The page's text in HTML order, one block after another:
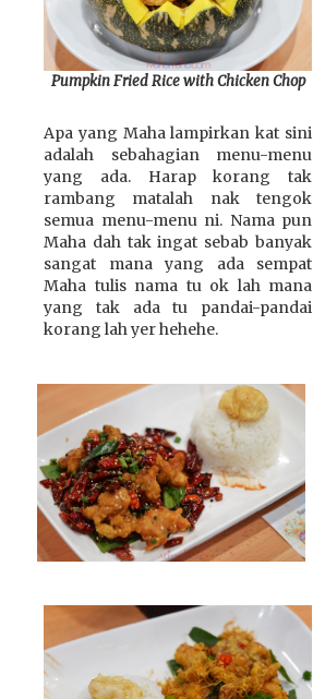
Pumpkin Fried Rice with Chicken Chop
Apa yang Maha lampirkan kat sini
adalah sebahagian menu-menu
yang ada. Harap korang tak
rambang matalah nak tengok
semua menu-menu ni. Nama pun
Maha dah tak ingat sebab banyak
sangat mana yang ada sempat
Maha tulis nama tu ok lah mana
yang tak ada tu pandai-pandai
korang lah yer hehehe.